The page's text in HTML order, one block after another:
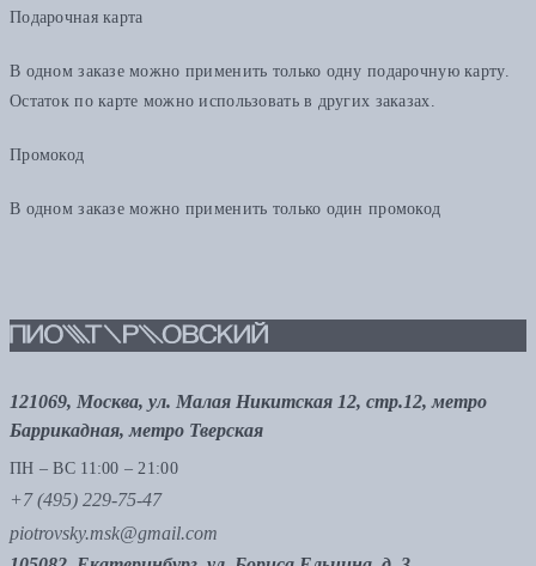
Подарочная карта
В одном заказе можно применить только одну подарочную карту.
Остаток по карте можно использовать в других заказах.
Промокод
В одном заказе можно применить только один промокод
121069, Москва, ул. Малая Никитская 12, стр.12, метро
Баррикадная, метро Тверская
ПН – ВС 11:00 – 21:00
+7 (495) 229-75-47
piotrovsky.msk@gmail.com